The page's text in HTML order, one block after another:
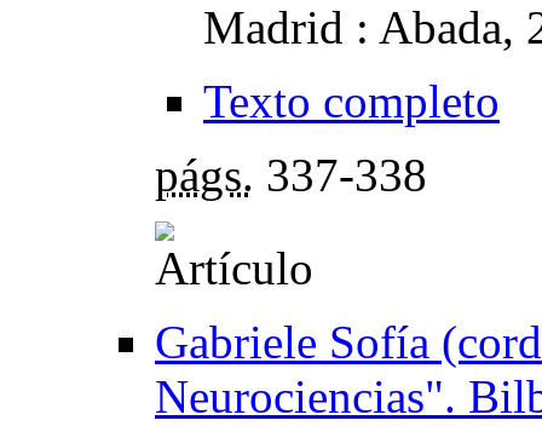
Madrid : Abada,
Texto completo
págs. 337-338
Gabriele Sofía
Neurociencias".